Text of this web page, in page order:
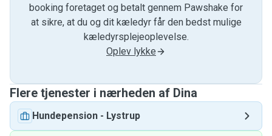
booking foretaget og betalt gennem Pawshake for
at sikre, at du og dit kæledyr får den bedst mulige
kæledyrsplejeoplevelse.
Oplev lykke
Flere tjenester i nærheden af ​​Dina
Hundepension - Lystrup